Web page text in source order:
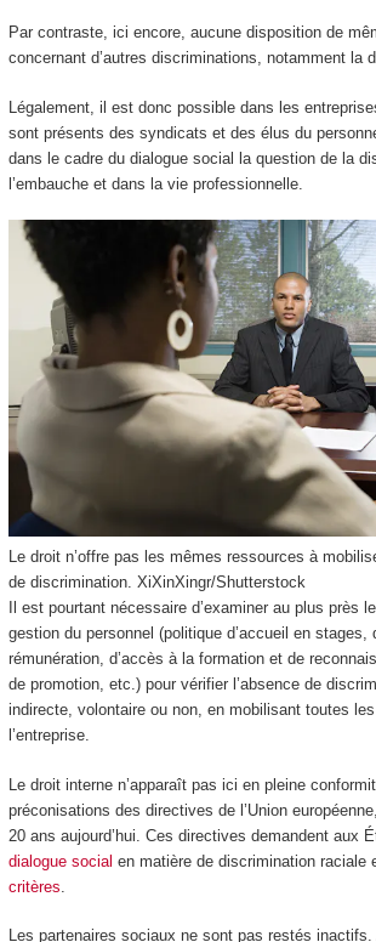
Par contraste, ici encore, aucune disposition de
concernant d’autres discriminations, notamment la
Légalement, il est donc possible dans les
sont présents des syndicats et des élus du
dans le cadre du dialogue social la question de la
l’embauche et dans la vie professionnelle.
Le droit n’offre pas les mêmes ressources à
de discrimination. XiXinXingr/Shutterstock
Il est pourtant nécessaire d’examiner au plus près
gestion du personnel (politique d’accueil en stages,
rémunération, d’accès à la formation et de
de promotion, etc.) pour vérifier l’absence de
indirecte, volontaire ou non, en mobilisant toutes
l’entreprise.
Le droit interne n’apparaît pas ici en pleine
préconisations des directives de l’Union
20 ans aujourd’hui. Ces directives demandent aux
dialogue social en matière de discrimination raciale
critères
Les partenaires sociaux ne sont pas restés